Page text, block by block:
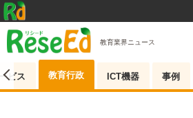
教育業界ニュース
ビス 教育行政 ICT機器 事例